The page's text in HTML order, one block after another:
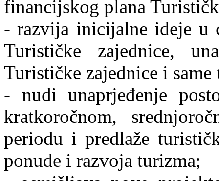
financijskog plana
- razvija inicijalne ideje u
Turističke zajednice,
Turističke zajednice i
- nudi unaprjeđenje
kratkoročnom,
periodu i predlaže
ponude i razvoja turizma;